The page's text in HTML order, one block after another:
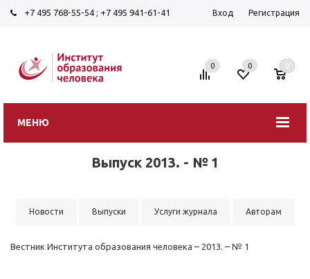
+7 495 768-55-54 ; +7 495 941-61-41 Вход Регистрация
МЕНЮ
0 0 0
Выпуск 2013. - № 1
Новости Выпуски Услуги журнала Авторам
Вестник Института образования человека – 2013. – № 1